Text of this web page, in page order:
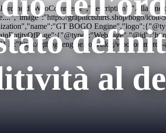
di WooCommerce","description":"Alla fine
graphictshirts.shop/bogo/
BOGO
gtbogoengine.com/blog/
al